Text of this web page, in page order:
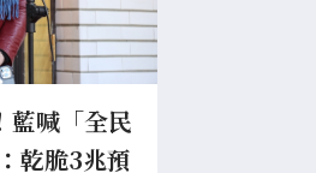
藍喊「全民
乾脆3兆預